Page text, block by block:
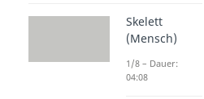
Glykolyse um
dem der
schrittweise
abgebaut wird.
Skelett
(Mensch)
1/8 – Dauer:
04:08